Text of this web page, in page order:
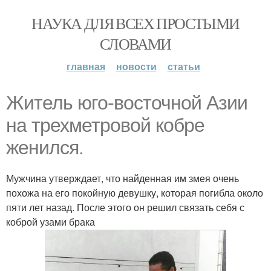
НАУКА ДЛЯ ВСЕХ ПРОСТЫМИ
СЛОВАМИ
главная новости статьи
Житель юго-восточной Азии
на трехметровой кобре
женился.
Мужчина утверждает, что найденная им змея очень
похожа на его покойную девушку, которая погибла около
пяти лет назад. После этого он решил связать себя с
коброй узами брака